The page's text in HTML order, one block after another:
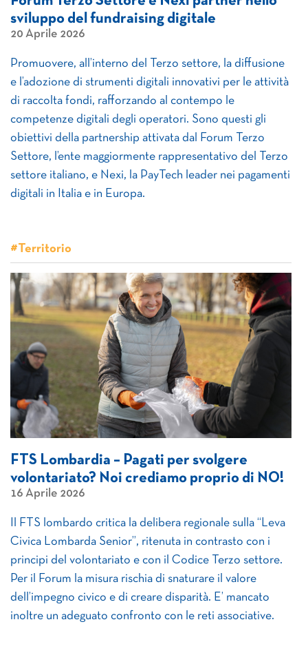
sviluppo del fundraising digitale
20 Aprile 2026
Promuovere, all’interno del Terzo settore, la diffusione
e l’adozione di strumenti digitali innovativi per le attività
di raccolta fondi, rafforzando al contempo le
competenze digitali degli operatori. Sono questi gli
obiettivi della partnership attivata dal Forum Terzo
Settore, l’ente maggiormente rappresentativo del Terzo
settore italiano, e Nexi, la PayTech leader nei pagamenti
digitali in Italia e in Europa.
#Territorio
FTS Lombardia – Pagati per svolgere
volontariato? Noi crediamo proprio di NO!
16 Aprile 2026
Il FTS lombardo critica la delibera regionale sulla “Leva
Civica Lombarda Senior”, ritenuta in contrasto con i
principi del volontariato e con il Codice Terzo settore.
Per il Forum la misura rischia di snaturare il valore
dell’impegno civico e di creare disparità. E’ mancato
inoltre un adeguato confronto con le reti associative.